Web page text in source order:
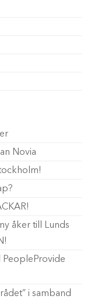
Novia
åker till Lunds
PeopleProvide
i samband